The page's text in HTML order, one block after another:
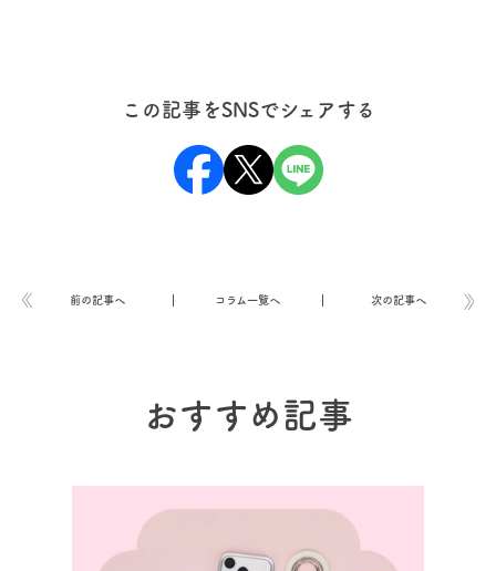
この記事をSNSでシェアする
前の記事へ コラム一覧へ 次の記事へ
おすすめ記事